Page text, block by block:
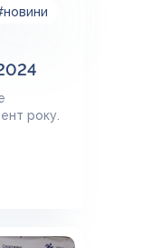
року.